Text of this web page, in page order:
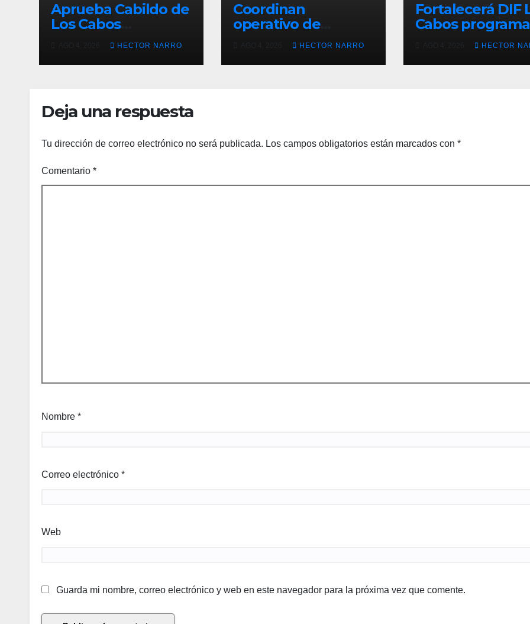
Aprueba Cabildo de
Los Cabos
ampliación de la
Ruta 3 de
transporte público
HECTOR NARRO
Coordinan
operativo de
seguridad para
carrera y
arrancones con
HECTOR NARRO
Fortalecerá DIF
Cabos programa
Desayunos
Escolares con
donativo de Los
HECTOR
Deja una respuesta
Tu dirección de correo electrónico no será publicada. Los campos obligatorios están marcados con *
Comentario *
Nombre *
Correo electrónico *
Web
Guarda mi nombre, correo electrónico y web en este navegador para la próxima vez que comente.